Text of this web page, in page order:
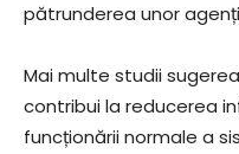
pătrunderea unor
Mai multe studii
contribui la reducerea
funcționării normale a